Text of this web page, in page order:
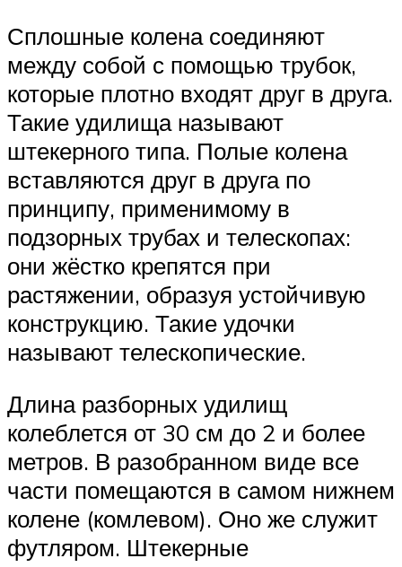
Сплошные колена соединяют
между собой с помощью трубок,
которые плотно входят друг в друга.
Такие удилища называют
штекерного типа. Полые колена
вставляются друг в друга по
принципу, применимому в
подзорных трубах и телескопах:
они жёстко крепятся при
растяжении, образуя устойчивую
конструкцию. Такие удочки
называют телескопические.
Длина разборных удилищ
колеблется от 30 см до 2 и более
метров. В разобранном виде все
части помещаются в самом нижнем
колене (комлевом). Оно же служит
футляром. Штекерные